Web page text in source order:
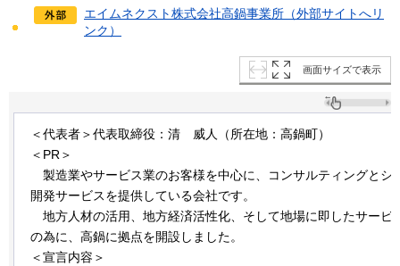
エイムネクスト株式会社高鍋事業所（外部サイトへリ
ンク）
画面サイズで表示
＜代表者＞代表取締役：清 威人（所在地：高鍋町）
＜PR＞
製造業やサービス業のお客様を中心に、コンサルティングとシ
開発サービスを提供している会社です。
地方人材の活用、地方経済活性化、そして地場に即したサービ
の為に、高鍋に拠点を開設しました。
＜宣言内容＞